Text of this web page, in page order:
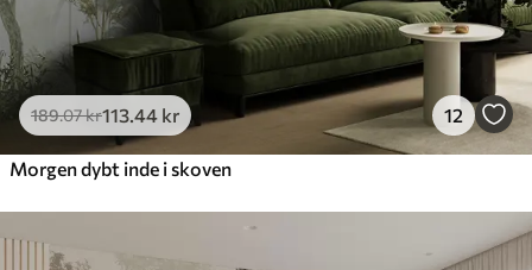
189.07kr113 .44 kr 12
Morgen dybt inde i skoven